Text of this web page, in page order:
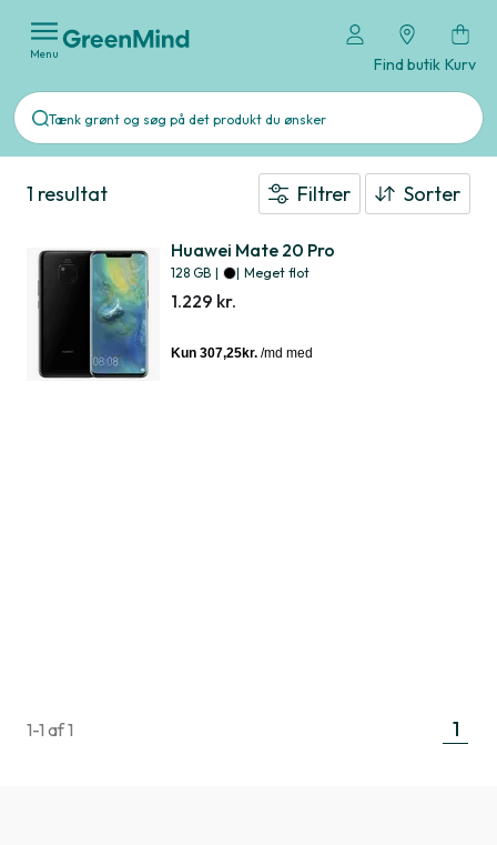
Menu
Find butik Kurv
1 resultat Filtrer Sorter
Huawei Mate 20 Pro
128 GB | | Meget flot
1.229 kr.
1-1 af 1 1